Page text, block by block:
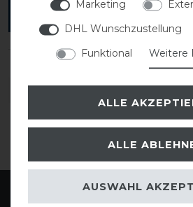
ANMELDEN
DETAILS ZUR
Marketing
DHL Wunschzustellung
Funktional
Weitere
ALLE
ALLE
AUSWAHL